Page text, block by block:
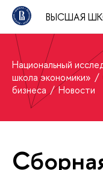
ВЫСШАЯ
Национальный
школа экономики»
бизнеса
Новости